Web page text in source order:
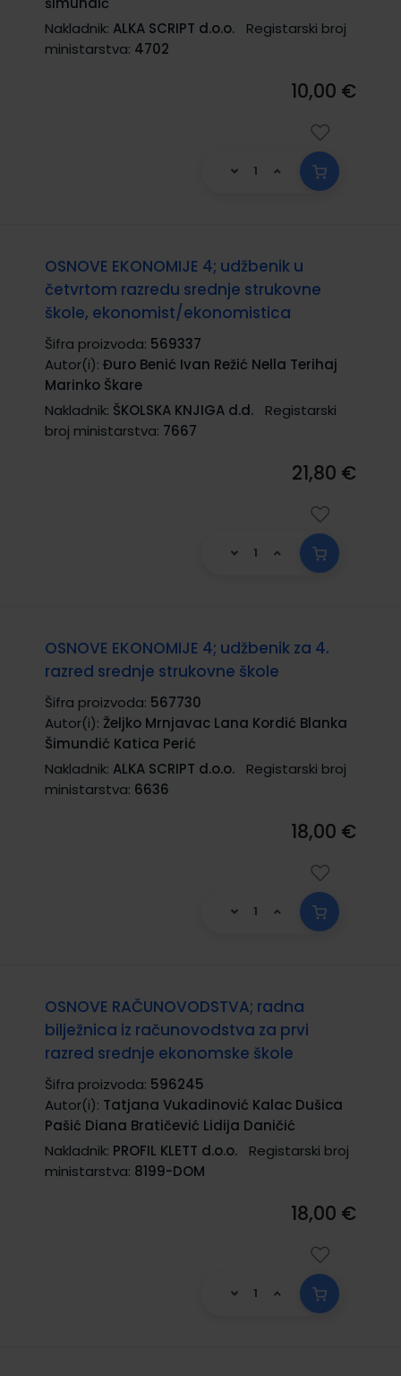
Nakladnik: ALKA SCRIPT d.o.o.
Registarski broj
ministarstva: 4702
10,00 €
OSNOVE EKONOMIJE 4; udžbenik u
četvrtom razredu srednje strukovne
škole, ekonomist/ekonomistica
Šifra proizvoda: 569337
Autor(i): Đuro Benić Ivan Režić Nella Terihaj
Marinko Škare
Nakladnik: ŠKOLSKA KNJIGA d.d.
Registarski
broj ministarstva: 7667
21,80 €
OSNOVE EKONOMIJE 4; udžbenik za 4.
razred srednje strukovne škole
Šifra proizvoda: 567730
Autor(i): Željko Mrnjavac Lana Kordić Blanka
Šimundić Katica Perić
Nakladnik: ALKA SCRIPT d.o.o.
Registarski broj
ministarstva: 6636
18,00 €
OSNOVE RAČUNOVODSTVA; radna
bilježnica iz računovodstva za prvi
razred srednje ekonomske škole
Šifra proizvoda: 596245
Autor(i): Tatjana Vukadinović Kalac Dušica
Pašić Diana Bratičević Lidija Daničić
Nakladnik: PROFIL KLETT d.o.o.
Registarski broj
ministarstva: 8199-DOM
18,00 €